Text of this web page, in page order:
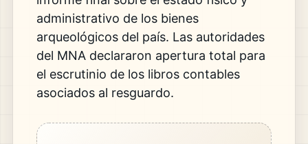
administrativo de los bienes
arqueológicos del país. Las autoridades
del MNA declararon apertura total para
el escrutinio de los libros contables
asociados al resguardo.